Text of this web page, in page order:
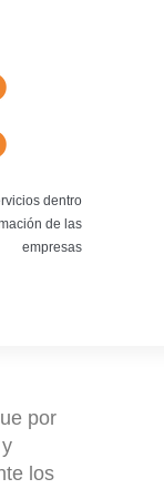
dentro
de las
empresas
por
los